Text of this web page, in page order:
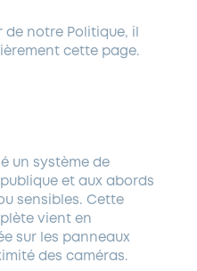
de notre Politique, il
cette page.
un système de
et aux abords
sensibles. Cette
vient en
sur les panneaux
des caméras.